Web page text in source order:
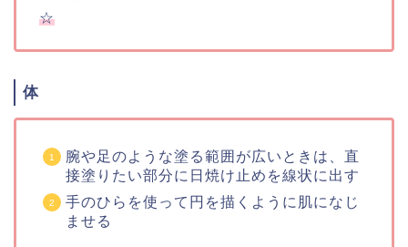
☆
体
腕や足のような塗る範囲が広いときは、直
接塗りたい部分に日焼け止めを線状に出す
手のひらを使って円を描くように肌になじ
ませる